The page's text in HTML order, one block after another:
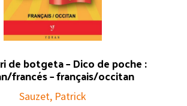
de botgeta – Dico de poche :
francés – français/occitan
Sauzet, Patrick